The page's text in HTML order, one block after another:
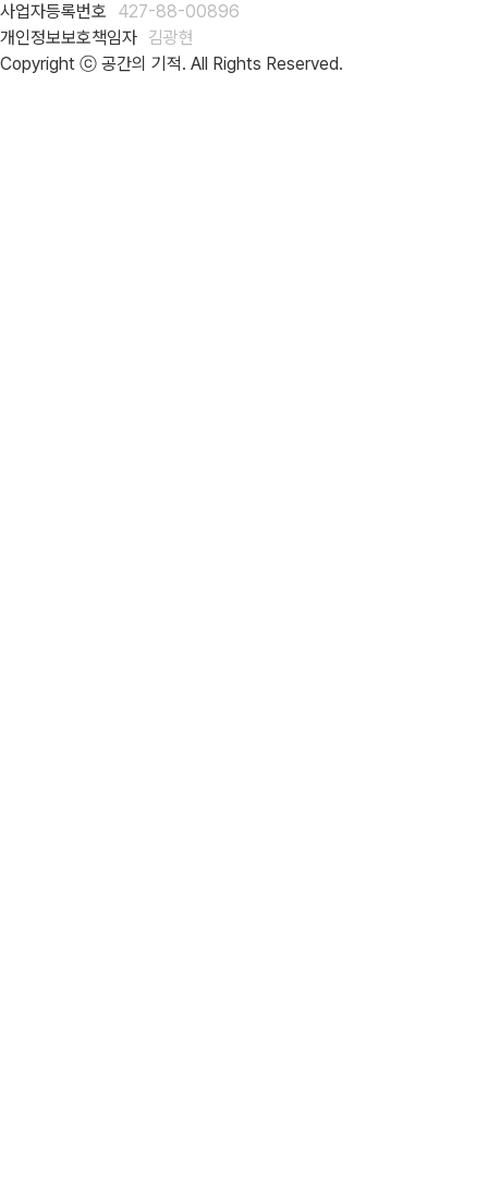
사업자등록번호
427-88-00896
개인정보보호책임자 김광현
Copyright ⓒ 공간의 기적. All Rights Reserved.